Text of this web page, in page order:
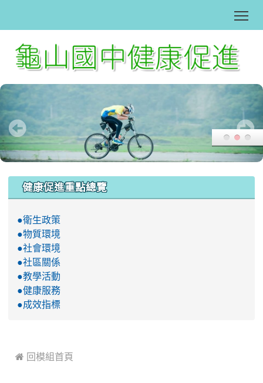
健康促進重點總覽
●衛生政策
●物質環境
●社會環境
●社區關係
●教學活動
●健康服務
●成效指標
 回模組首頁